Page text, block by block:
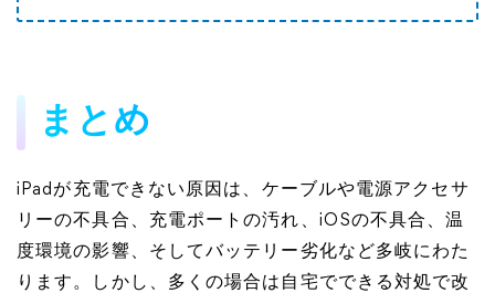
まとめ
iPadが充電できない原因は、ケーブルや電源アクセサ
リーの不具合、充電ポートの汚れ、iOSの不具合、温
度環境の影響、そしてバッテリー劣化など多岐にわた
ります。しかし、多くの場合は自宅でできる対処で改